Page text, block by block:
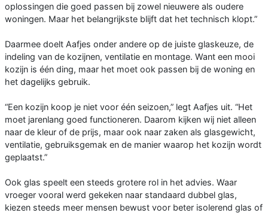
oplossingen die goed passen bij zowel nieuwere als oudere
woningen. Maar het belangrijkste blijft dat het technisch klopt.”
Daarmee doelt Aafjes onder andere op de juiste glaskeuze, de
indeling van de kozijnen, ventilatie en montage. Want een mooi
kozijn is één ding, maar het moet ook passen bij de woning en
het dagelijks gebruik.
“Een kozijn koop je niet voor één seizoen,” legt Aafjes uit. “Het
moet jarenlang goed functioneren. Daarom kijken wij niet alleen
naar de kleur of de prijs, maar ook naar zaken als glasgewicht,
ventilatie, gebruiksgemak en de manier waarop het kozijn wordt
geplaatst.”
Ook glas speelt een steeds grotere rol in het advies. Waar
vroeger vooral werd gekeken naar standaard dubbel glas,
kiezen steeds meer mensen bewust voor beter isolerend glas of